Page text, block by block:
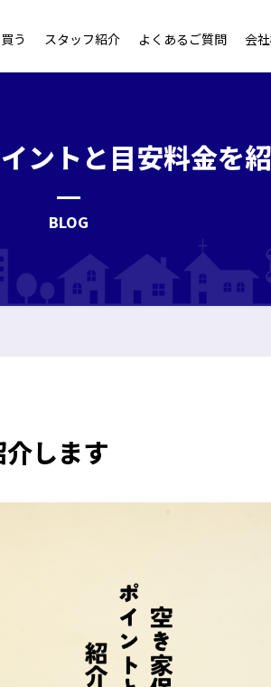
う スタッフ紹介 よくあるご質問 会
ントと目安料金を
BLOG
します